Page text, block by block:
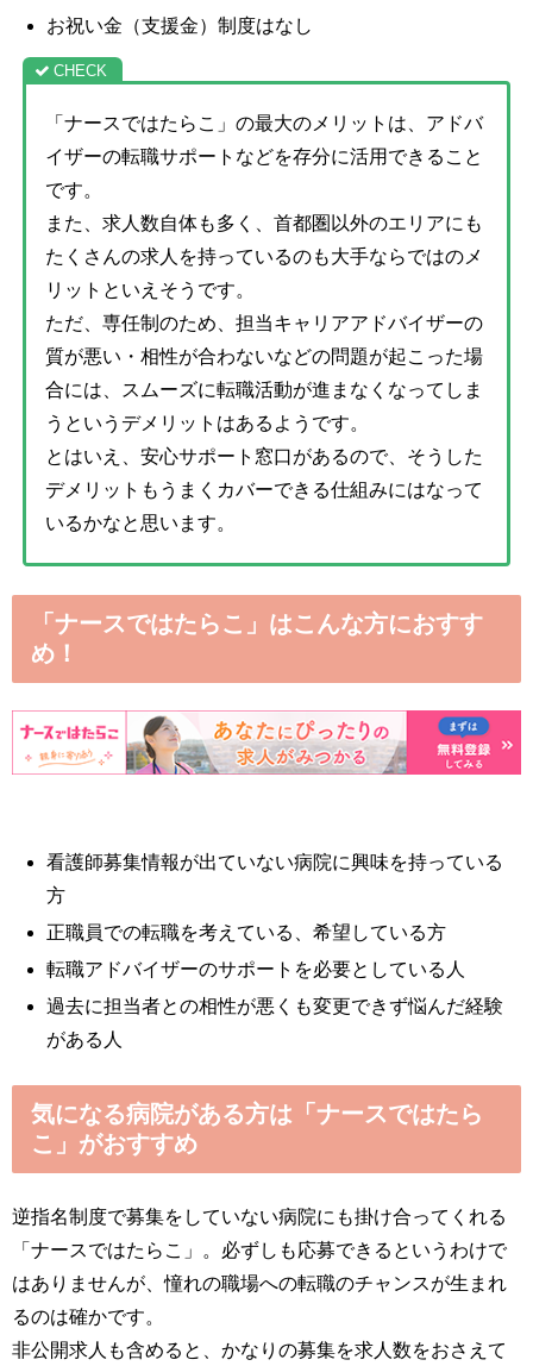
お祝い金（支援金）制度はなし
「ナースではたらこ」の最大のメリットは、アドバ
イザーの転職サポートなどを存分に活用できること
です。
また、求人数自体も多く、首都圏以外のエリアにも
たくさんの求人を持っているのも大手ならではのメ
リットといえそうです。
ただ、専任制のため、担当キャリアアドバイザーの
質が悪い・相性が合わないなどの問題が起こった場
合には、スムーズに転職活動が進まなくなってしま
うというデメリットはあるようです。
とはいえ、安心サポート窓口があるので、そうした
デメリットもうまくカバーできる仕組みにはなって
いるかなと思います。
「ナースではたらこ」はこんな方におすす
め！
看護師募集情報が出ていない病院に興味を持っている
方
正職員での転職を考えている、希望している方
転職アドバイザーのサポートを必要としている人
過去に担当者との相性が悪くも変更できず悩んだ経験
がある人
気になる病院がある方は「ナースではたら
こ」がおすすめ
逆指名制度で募集をしていない病院にも掛け合ってくれる
「ナースではたらこ」。必ずしも応募できるというわけで
はありませんが、憧れの職場への転職のチャンスが生まれ
るのは確かです。
非公開求人も含めると、かなりの募集を求人数をおさえて